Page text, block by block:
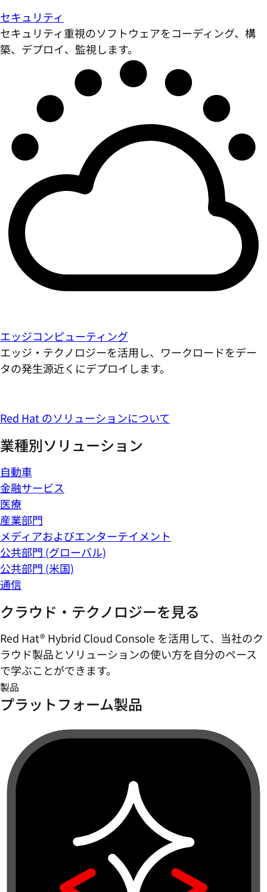
セキュリティ
セキュリティ重視のソフトウェアをコーディング、構
築、デプロイ、監視します。
エッジコンピューティング
エッジ・テクノロジーを活用し、ワークロードをデー
タの発生源近くにデプロイします。
Red Hat のソリューションについて
業種別ソリューション
自動車
金融サービス
医療
産業部門
メディアおよびエンターテイメント
公共部門 (グローバル)
公共部門 (米国)
通信
クラウド・テクノロジーを見る
Red Hat® Hybrid Cloud Console を活用して、当社のク
ラウド製品とソリューションの使い方を自分のペース
で学ぶことができます。
製品
プラットフォーム製品